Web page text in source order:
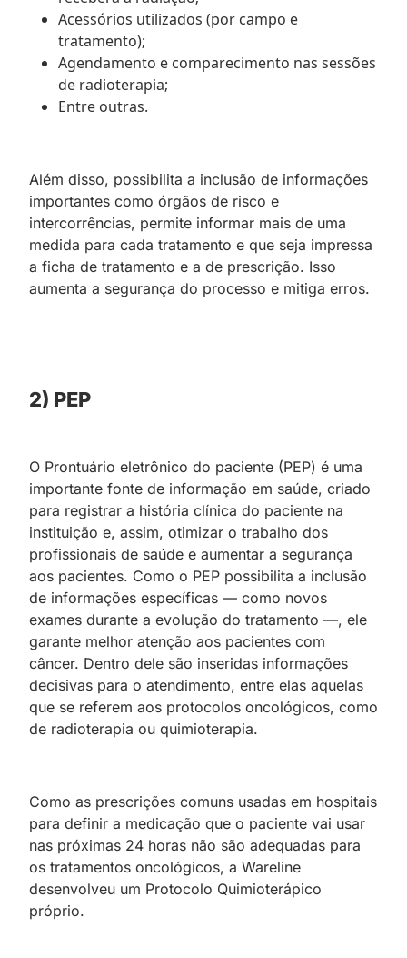
Acessórios utilizados (por campo e
tratamento);
Agendamento e comparecimento nas sessões
de radioterapia;
Entre outras.
Além disso, possibilita a inclusão de informações
importantes como órgãos de risco e
intercorrências, permite informar mais de uma
medida para cada tratamento e que seja impressa
a ficha de tratamento e a de prescrição. Isso
aumenta a segurança do processo e mitiga erros.
2) PEP
O Prontuário eletrônico do paciente (PEP) é uma
importante fonte de informação em saúde, criado
para registrar a história clínica do paciente na
instituição e, assim, otimizar o trabalho dos
profissionais de saúde e aumentar a segurança
aos pacientes. Como o PEP possibilita a inclusão
de informações específicas — como novos
exames durante a evolução do tratamento —, ele
garante melhor atenção aos pacientes com
câncer. Dentro dele são inseridas informações
decisivas para o atendimento, entre elas aquelas
que se referem aos protocolos oncológicos, como
de radioterapia ou quimioterapia.
Como as prescrições comuns usadas em hospitais
para definir a medicação que o paciente vai usar
nas próximas 24 horas não são adequadas para
os tratamentos oncológicos, a Wareline
desenvolveu um Protocolo Quimioterápico
próprio.